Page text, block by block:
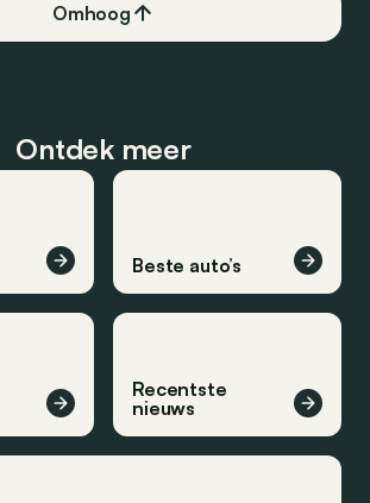
Omhoog
Ontdek meer
Beste auto’s
Recentste
nieuws